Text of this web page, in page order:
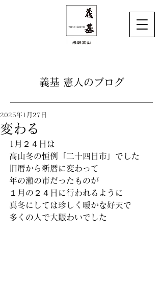
義基 憲人のブログ
変わる
2025年1月27日
1月２４日は
高山冬の恒例「二十四日市」でした
旧暦から新暦に変わって
年の瀬の市だったものが
１月の２４日に行われるように
真冬にしては珍しく暖かな好天で
多くの人で大賑わいでした